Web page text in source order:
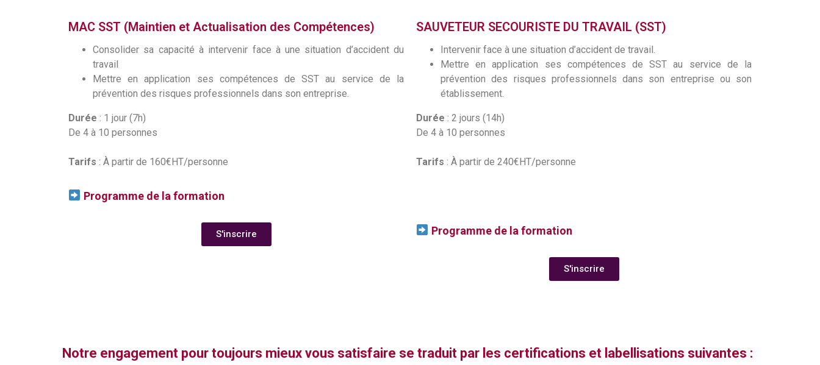
MAC SST (Maintien et Actualisation des Compétences)
Consolider sa capacité à intervenir face à une situation d’accident du
travail
Mettre en application ses compétences de SST au service de la
prévention des risques professionnels dans son entreprise.
Durée : 1 jour (7h)
De 4 à 10 personnes
Tarifs : À partir de 160€HT/personne
Programme de la formation
S'inscrire
SAUVETEUR SECOURISTE DU TRAVAIL (SST)
Intervenir face à une situation d’accident de travail.
Mettre en application ses compétences de SST au service de la
prévention des risques professionnels dans son entreprise ou son
établissement.
Durée : 2 jours (14h)
De 4 à 10 personnes
Tarifs : À partir de 240€HT/personne
Programme de la formation
S'inscrire
Notre engagement pour toujours mieux vous satisfaire se traduit par les certifications et labellisations suivantes :